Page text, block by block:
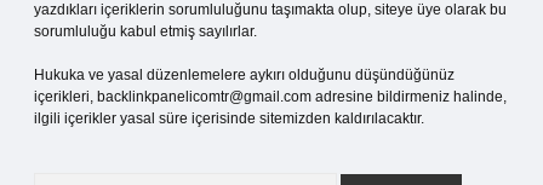
yazdıkları içeriklerin sorumluluğunu taşımakta olup, siteye üye olarak bu
sorumluluğu kabul etmiş sayılırlar.
Hukuka ve yasal düzenlemelere aykırı olduğunu düşündüğünüz
içerikleri, backlinkpanelicomtr@gmail.com adresine bildirmeniz halinde,
ilgili içerikler yasal süre içerisinde sitemizden kaldırılacaktır.